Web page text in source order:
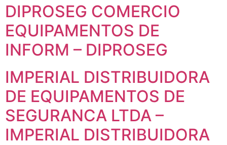
DIPROSEG COMERCIO
EQUIPAMENTOS DE
INFORM – DIPROSEG
IMPERIAL DISTRIBUIDORA
DE EQUIPAMENTOS DE
SEGURANCA LTDA –
IMPERIAL DISTRIBUIDORA